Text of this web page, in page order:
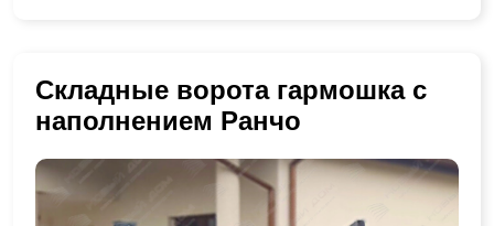
Складные ворота гармошка с
наполнением Ранчо